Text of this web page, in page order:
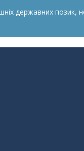
державних позик,